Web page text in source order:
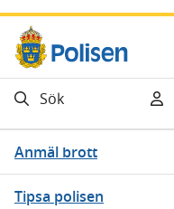
Gå direkt till innehåll
Sök
Anmäl brott
Tipsa polisen